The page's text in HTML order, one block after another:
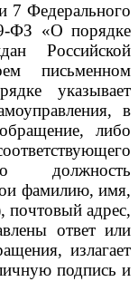
7 Федерального
ФЗ «О порядке
Российской
письменном
указывает
в
либо
должность
фамилию, имя,
почтовый адрес,
ответ или
излагает
подпись и